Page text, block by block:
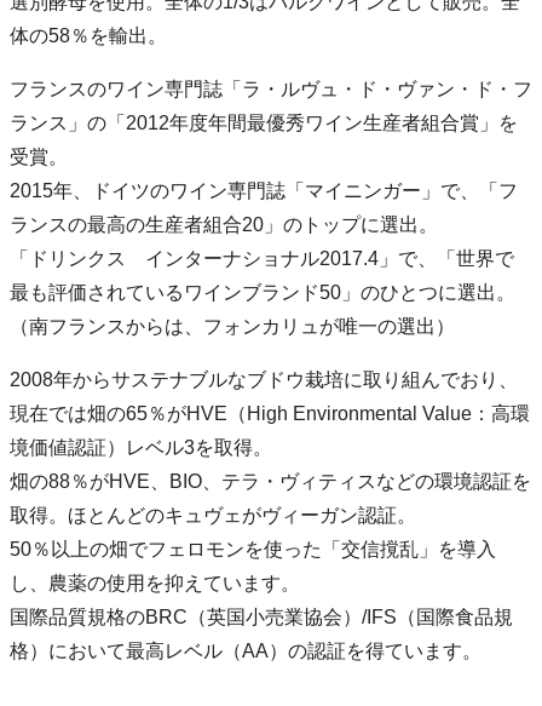
体の58％を輸出。
フランスのワイン専門誌「ラ・ルヴュ・ド・ヴァン・ド・フ
ランス」の「2012年度年間最優秀ワイン生産者組合賞」を
受賞。
2015年、ドイツのワイン専門誌「マイニンガー」で、「フ
ランスの最高の生産者組合20」のトップに選出。
「ドリンクス インターナショナル2017.4」で、「世界で
最も評価されているワインブランド50」のひとつに選出。
（南フランスからは、フォンカリュが唯一の選出）
2008年からサステナブルなブドウ栽培に取り組んでおり、
現在では畑の65％がHVE（High Environmental Value：高環
境価値認証）レベル3を取得。
畑の88％がHVE、BIO、テラ・ヴィティスなどの環境認証を
取得。ほとんどのキュヴェがヴィーガン認証。
50％以上の畑でフェロモンを使った「交信撹乱」を導入
し、農薬の使用を抑えています。
国際品質規格のBRC（英国小売業協会）/IFS（国際食品規
格）において最高レベル（AA）の認証を得ています。